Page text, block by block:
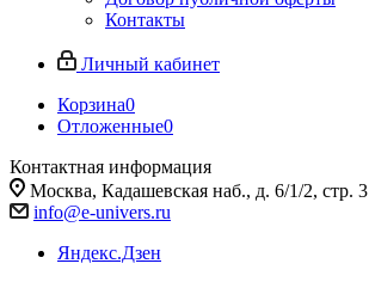
Контакты
Личный кабинет
Корзина0
Отложенные0
Контактная информация
Москва, Кадашевская наб., д. 6/1/2, стр. 3
info@e-univers.ru
Яндекс.Дзен